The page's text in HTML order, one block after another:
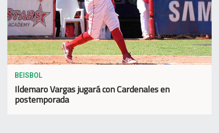
BEISBOL
Ildemaro Vargas jugará con Cardenales en
postemporada